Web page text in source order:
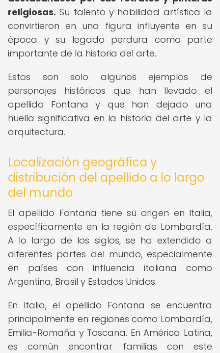
religiosas. Su talento y habilidad artística la
convirtieron en una figura influyente en su
época y su legado perdura como parte
importante de la historia del arte.
Estos son solo algunos ejemplos de
personajes históricos que han llevado el
apellido Fontana y que han dejado una
huella significativa en la historia del arte y la
arquitectura.
Localización geográfica y
distribución del apellido a lo largo
del mundo
El apellido Fontana tiene su origen en Italia,
específicamente en la región de Lombardía.
A lo largo de los siglos, se ha extendido a
diferentes partes del mundo, especialmente
en países con influencia italiana como
Argentina, Brasil y Estados Unidos.
En Italia, el apellido Fontana se encuentra
principalmente en regiones como Lombardía,
Emilia-Romaña y Toscana. En América Latina,
es común encontrar familias con este